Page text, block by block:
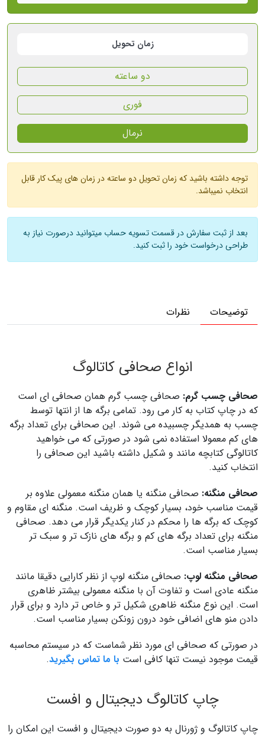
زمان تحویل
دو ساعته
فوری
نرمال
توجه داشته باشید که زمان تحویل دو ساعته در زمان های پیک کار قابل
انتخاب نمیباشد.
بعد از ثبت سفارش در قسمت تسویه حساب میتوانید درصورت نیاز به
طراحی درخواست خود را ثبت کنید.
توضیحات نظرات
انواع صحافی کاتالوگ
صحافی چسب گرم: صحافی چسب گرم همان صحافی ای است
که در چاپ کتاب به کار می رود. تمامی برگه ها از انتها توسط
چسب به همدیگر چسبیده می شوند. این صحافی برای تعداد برگه
های کم معمولا استفاده نمی شود در صورتی که می خواهید
کاتالوگی کتابچه مانند و شکیل داشته باشید این صحافی را
انتخاب کنید.
صحافی منگنه: صحافی منگنه یا همان منگنه معمولی علاوه بر
قیمت مناسب خود، بسیار کوچک و ظریف است. منگنه ای مقاوم و
کوچک که برگه ها را محکم در کنار یکدیگر قرار می دهد. صحافی
منگنه برای تعداد برگه های کم و برگه های نازک تر و سبک تر
بسیار مناسب است.
صحافی منگنه لوپ: صحافی منگنه لوپ از نظر کارایی دقیقا مانند
منگنه عادی است و تفاوت آن با منگنه معمولی بیشتر ظاهری
است. این نوع منگنه ظاهری شکیل تر و خاص تر دارد و برای قرار
دادن منو های اضافی خود درون زونکن بسیار مناسب است.
در صورتی که صحافی ای مورد نظر شماست که در سیستم محاسبه
قیمت موجود نیست تنها کافی است با ما تماس بگیرید.
چاپ کاتالوگ دیجیتال و افست
چاپ کاتالوگ و ژورنال به دو صورت دیجیتال و افست این امکان را